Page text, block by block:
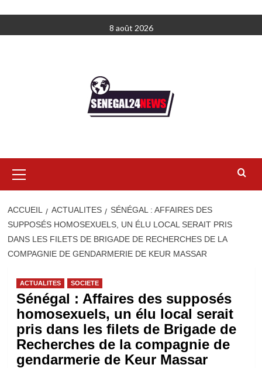
au
8 août 2026
principal
ACCUEIL ACTUALITES
SÉNÉGAL : AFFAIRES DES
SUPPOSÉS HOMOSEXUELS, UN ÉLU LOCAL SERAIT PRIS
DANS LES FILETS DE BRIGADE DE RECHERCHES DE LA
COMPAGNIE DE GENDARMERIE DE KEUR MASSAR
ACTUALITES SOCIETE
Sénégal : Affaires des supposés
homosexuels, un élu local serait
pris dans les filets de Brigade de
Recherches de la compagnie de
gendarmerie de Keur Massar